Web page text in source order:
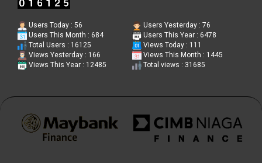
Users Today : 56
Users Yesterday : 76
Users This Month : 684
Users This Year : 6478
Total Users : 16125
Views Today : 111
Views Yesterday : 166
Views This Month : 1445
Views This Year : 12485
Total views : 31685